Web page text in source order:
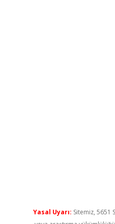
Yasal Uyarı: Sitemiz, 5651